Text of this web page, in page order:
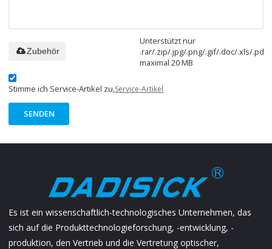
Unterstützt nur
.rar/.zip/.jpg/.png/.gif/.doc/.xls/.pdf,
maximal 20 MB
Zubehör
Stimme ich Service-Artikel zu,Service-Artikel
SENDEN
Es ist ein wissenschaftlich-technologisches Unternehmen, das
sich auf die Produkttechnologieforschung, -entwicklung, -
produktion, den Vertrieb und die Vertretung optischer,